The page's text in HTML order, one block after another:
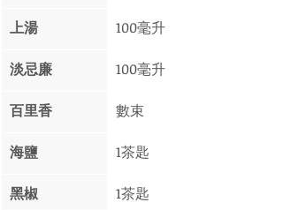
上湯 100毫升
淡忌廉 100毫升
百里香 數束
海鹽 1茶匙
黑椒 1茶匙